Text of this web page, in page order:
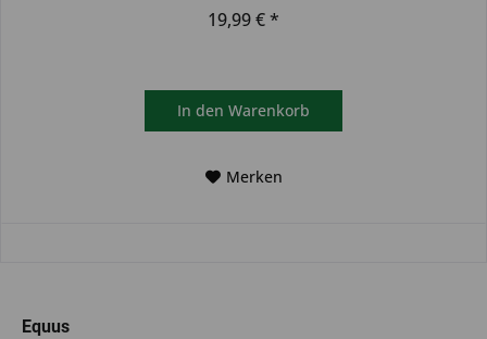
19,99 € *
In den Warenkorb
Merken
Equus